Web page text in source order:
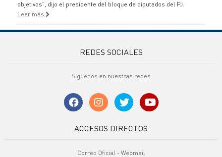
objetivos", dijo el presidente del bloque de diputados del PJ.
Leer más
REDES SOCIALES
Síguenos en nuestras redes
ACCESOS DIRECTOS
Correo Oficial - Webmail